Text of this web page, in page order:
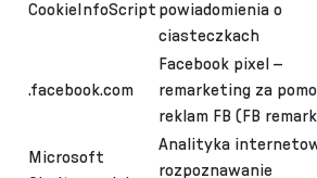
CookieInfoScript powiadomienia o
ciasteczkach
.facebook.com
Facebook pixel –
remarketing za
reklam FB (FB
Microsoft
Analityka
rozpoznawanie